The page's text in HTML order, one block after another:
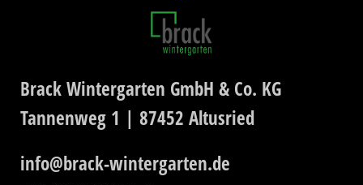
Brack Wintergarten GmbH & Co. KG
Tannenweg 1 | 87452 Altusried
info@brack-wintergarten.de